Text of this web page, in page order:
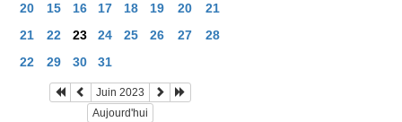
20
15 16 17 18 19 20
21
21
22 23 24 25 26 27
28
22
29 30 31
Juin 2023
Aujourd'hui